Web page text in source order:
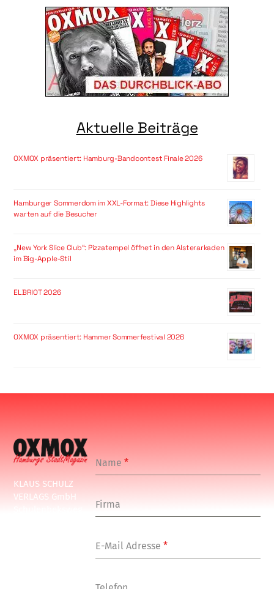
Aktuelle Beiträge
OXMOX präsentiert: Hamburg-Bandcontest Finale 2026
Hamburger Sommerdom im XXL-Format: Diese Highlights
warten auf die Besucher
„New York Slice Club“: Pizzatempel öffnet in den Alsterarkaden
im Big-Apple-Stil
ELBRIOT 2026
OXMOX präsentiert: Hammer Sommerfestival 2026
KLAUS SCHULZ
VERLAGS GmbH
Name*
Firma
E-Mail Adresse*